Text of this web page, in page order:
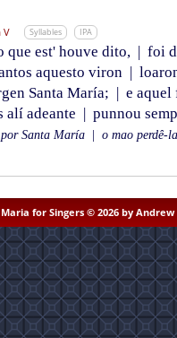
V Syllables IPA
que est' houve dito, | foi
aquesto viron |
Santa María; | e aquel
alí adeante | punnou
Santa María o mao perdê-
for Singers © 2026 by Andrew